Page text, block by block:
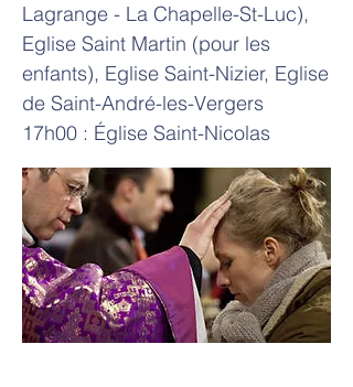
Lagrange - La Chapelle-St-Luc),
Eglise Saint Martin (pour les
enfants), Eglise Saint-Nizier, Eglise
de Saint-André-les-Vergers
17h00 : Église Saint-Nicolas